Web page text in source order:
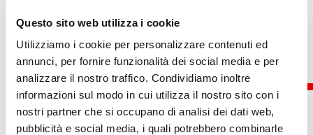
Questo sito web utilizza i cookie
Utilizziamo i cookie per personalizzare contenuti ed
annunci, per fornire funzionalità dei social media e per
analizzare il nostro traffico. Condividiamo inoltre
informazioni sul modo in cui utilizza il nostro sito con i
nostri partner che si occupano di analisi dei dati web,
pubblicità e social media, i quali potrebbero combinarle